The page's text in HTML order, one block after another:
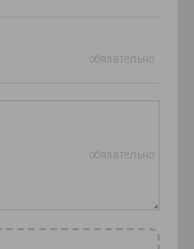
обязательно
обязательно